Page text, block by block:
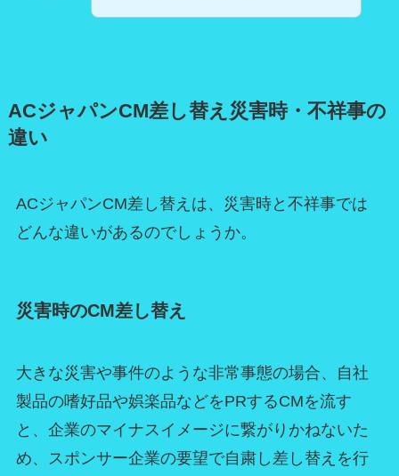
ACジャパンCM差し替え災害時・不祥事の
違い
ACジャパンCM差し替えは、災害時と不祥事では
どんな違いがあるのでしょうか。
災害時のCM差し替え
大きな災害や事件のような非常事態の場合、自社
製品の嗜好品や娯楽品などをPRするCMを流す
と、企業のマイナスイメージに繋がりかねないた
め、スポンサー企業の要望で自粛し差し替えを行